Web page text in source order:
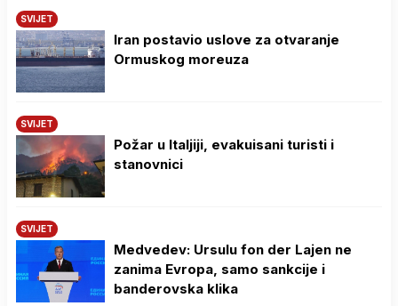
SVIJET
Iran postavio uslove za otvaranje
Ormuskog moreuza
SVIJET
Požar u Italjiji, evakuisani turisti i
stanovnici
SVIJET
Medvedev: Ursulu fon der Lajen ne
zanima Evropa, samo sankcije i
banderovska klika